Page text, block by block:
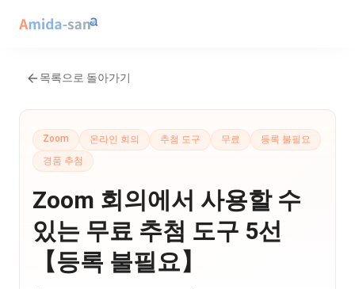
목록으로 돌아가기
Zoom 온라인 회의 추첨 도구 무료
등록 불필요
경품 추첨
Zoom 회의에서 사용할 수
있는 무료 추첨 도구 5선
【등록 불필요】